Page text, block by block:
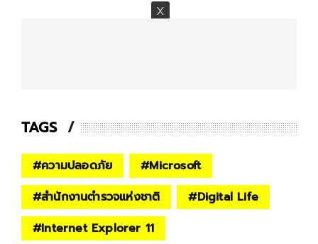
TAGS
#ความปลอดภัย #Microsoft
#สำนักงานตำรวจแห่งชาติ #Digital Life
#Internet Explorer 11